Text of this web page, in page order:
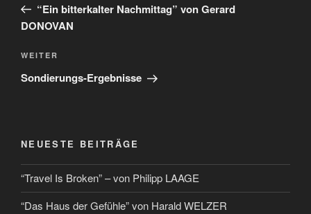
“Ein bitterkalter Nachmittag” von Gerard
DONOVAN
WEITER
Sondierungs-Ergebnisse
NEUESTE BEITRÄGE
“Travel Is Broken” – von Philipp LAAGE
“Das Haus der Gefühle” von Harald WELZER